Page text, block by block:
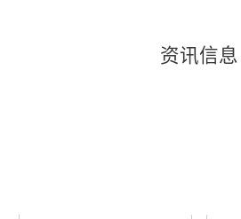
资讯信息